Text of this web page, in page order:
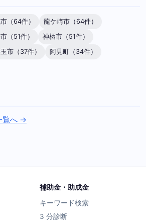
（64件）
龍ケ崎市（64件）
（51件）
神栖市（51件）
市（37件）
阿見町（34件）
覧へ →
補助金・助成金
キーワード検索
3 分診断